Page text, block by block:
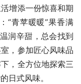
增添一份惊喜和期
“青苹暖暖”果香满
润辛甜，总会找到
，参加匠心风味品
，全方位地探索三
日式风味。